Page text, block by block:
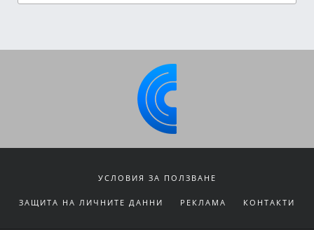
УСЛОВИЯ ЗА ПОЛЗВАНЕ
ЗАЩИТА НА ЛИЧНИТЕ ДАННИ РЕКЛАМА КОНТАКТИ